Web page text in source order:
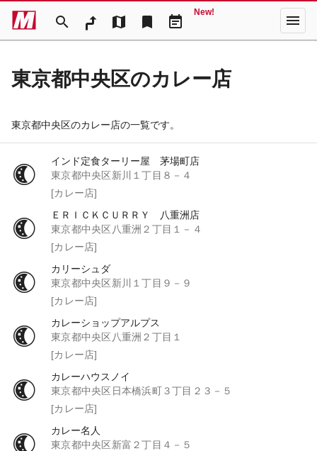
search map bookmark event_note
New! menu
東京都中央区のカレー店
東京都中央区のカレー店の一覧です。
インド定食ターリー屋 茅場町店
東京都中央区新川１丁目８－４
[カレー店]
ＥＲＩＣＫＣＵＲＲＹ 八重洲店
東京都中央区八重洲２丁目１－４
[カレー店]
カリーシュダ
東京都中央区新川１丁目９－９
[カレー店]
カレーショップアルプス
東京都中央区八重洲２丁目１
[カレー店]
カレーハウスノイ
東京都中央区日本橋浜町３丁目２３－５
[カレー店]
カレー名人
東京都中央区新富２丁目４－５